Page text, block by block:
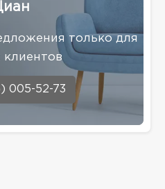
только для
005-52-73